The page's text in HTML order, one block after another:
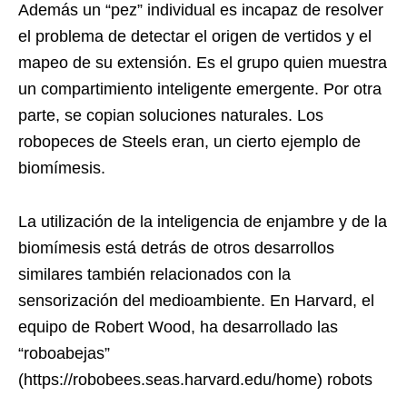
Además un “pez” individual es incapaz de resolver
el problema de detectar el origen de vertidos y el
mapeo de su extensión. Es el grupo quien muestra
un compartimiento inteligente emergente. Por otra
parte, se copian soluciones naturales. Los
robopeces de Steels eran, un cierto ejemplo de
biomímesis.
La utilización de la inteligencia de enjambre y de la
biomímesis está detrás de otros desarrollos
similares también relacionados con la
sensorización del medioambiente. En Harvard, el
equipo de Robert Wood, ha desarrollado las
“roboabejas”
(https://robobees.seas.harvard.edu/home) robots